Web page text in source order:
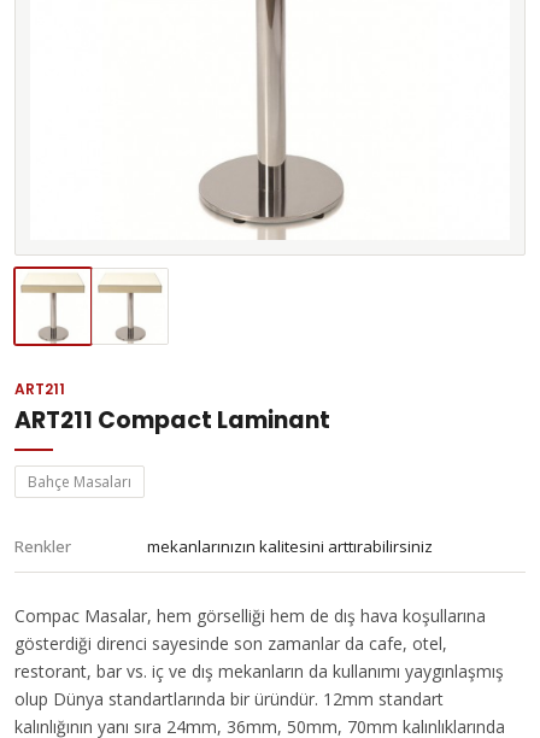
ART211
ART211 Compact Laminant
Bahçe Masaları
Renkler mekanlarınızın kalitesini arttırabilirsiniz
Compac Masalar, hem görselliği hem de dış hava koşullarına
gösterdiği direnci sayesinde son zamanlar da cafe, otel,
restorant, bar vs. iç ve dış mekanların da kullanımı yaygınlaşmış
olup Dünya standartlarında bir üründür. 12mm standart
kalınlığının yanı sıra 24mm, 36mm, 50mm, 70mm kalınlıklarında